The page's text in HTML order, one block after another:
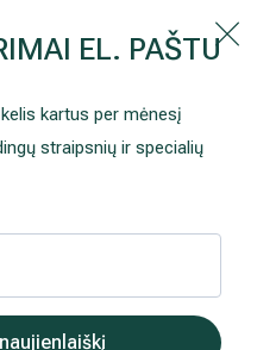
medicinos centro?
centras
EL. PAŠTU
kartus per mėnesį
straipsnių ir specialių